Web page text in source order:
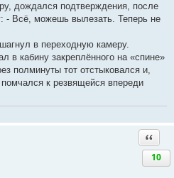
дождался подтверждения, после
- Всё, можешь вылезать. Теперь не
в переходную камеру.
в кабину закреплённого на «спине»
полминуты тот отстыковался и,
к резвящейся впереди
10